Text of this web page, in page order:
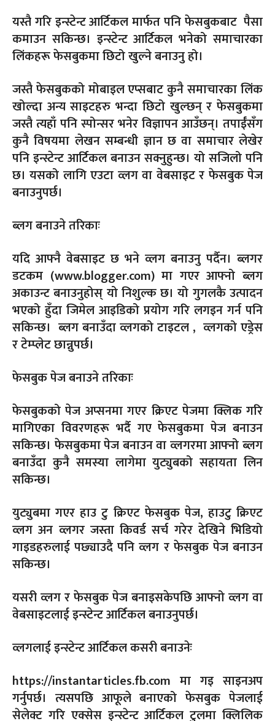
यस्तै गरि इन्स्टेन्ट आर्टिकल मार्फत पनि फेसबुकबाट पैसा
कमाउन सकिन्छ। इन्स्टेन्ट आर्टिकल भनेको समाचारका
लिंकहरू फेसबुकमा छिटो खुल्ने बनाउनु हो।
जस्तै फेसबुकको मोबाइल एप्सबाट कुनै समाचारका लिंक
खोल्दा अन्य साइटहरु भन्दा छिटो खुल्छन् र फेसबुकमा
जस्तै त्यहाँ पनि स्पोन्सर भनेर विज्ञापन आउँछन्। तपाईँसँग
कुनै विषयमा लेखन सम्बन्धी ज्ञान छ वा समाचार लेखेर
पनि इन्स्टेन्ट आर्टिकल बनाउन सक्नुहुन्छ। यो सजिलो पनि
छ। यसको लागि एउटा व्लग वा वेबसाइट र फेसबुक पेज
बनाउनुपर्छ।
ब्लग बनाउने तरिकाः
यदि आफ्नै वेबसाइट छ भने व्लग बनाउनु पर्दैन। ब्लगर
डटकम (www.blogger.com) मा गएर आफ्नो ब्लग
अकाउन्ट बनाउनुहोस् यो निशुल्क छ। यो गुगलकै उत्पादन
भएको हुँदा जिमेल आइडिको प्रयोग गरि लगइन गर्न पनि
सकिन्छ। ब्लग बनाउँदा व्लगको टाइटल , व्लगको एड्रेस
र टेम्प्लेट छान्नुपर्छ।
फेसबुक पेज बनाउने तरिकाः
फेसबुकको पेज अप्सनमा गएर क्रिएट पेजमा क्लिक गरि
मागिएका विवरणहरू भर्दै गए फेसबुकमा पेज बनाउन
सकिन्छ। फेसबुकमा पेज बनाउन वा व्लगरमा आफ्नो ब्लग
बनाउँदा कुनै समस्या लागेमा युट्युबको सहायता लिन
सकिन्छ।
युट्युबमा गएर हाउ टु क्रिएट फेसबुक पेज, हाउटु क्रिएट
व्लग अन व्लगर जस्ता किवर्ड सर्च गरेर देखिने भिडियो
गाइडहरुलाई पछ्याउदै पनि व्लग र फेसबुक पेज बनाउन
सकिन्छ।
यसरी व्लग र फेसबुक पेज बनाइसकेपछि आफ्नो व्लग वा
वेबसाइटलाई इन्स्टेन्ट आर्टिकल बनाउनुपर्छ।
व्लगलाई इन्स्टेन्ट आर्टिकल कसरी बनाउनेः
https://instantarticles.fb.com मा गइ साइनअप
गर्नुपर्छ। त्यसपछि आफूले बनाएको फेसबुक पेजलाई
सेलेक्ट गरि एक्सेस इन्स्टेन्ट आर्टिकल टुलमा क्लिलिक